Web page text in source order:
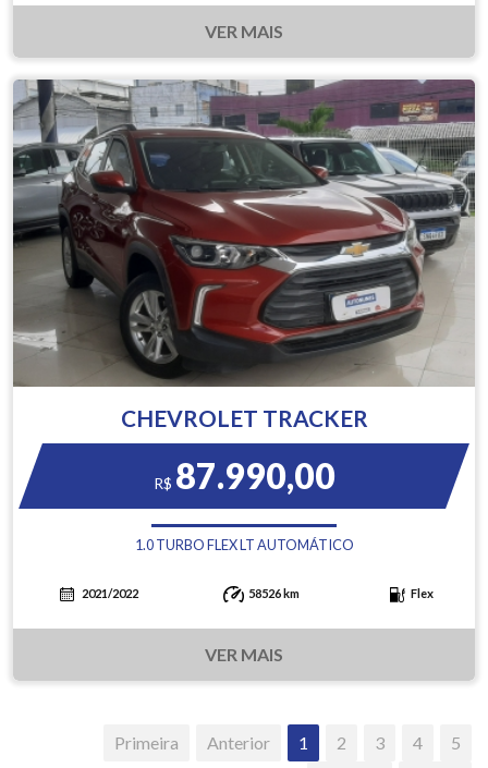
VER MAIS
CHEVROLET TRACKER
R$ 87.990,00
1.0 TURBO FLEX LT AUTOMÁTICO
2021/2022 58526 km Flex
VER MAIS
Primeira Anterior 1 2 3 4
5